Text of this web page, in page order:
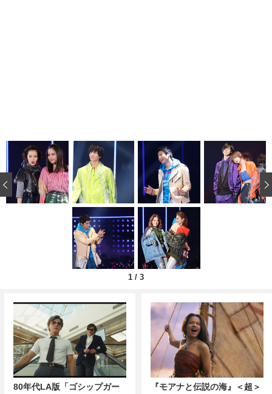
1 / 3
‹
80年代LA版「ゴシップガー
『モアナと伝説の海』＜超＞